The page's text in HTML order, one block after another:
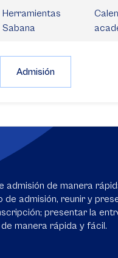
Herramientas
Sabana
Admisión
de manera
de admisión, reunir y
presentar la
manera rápida y fácil.